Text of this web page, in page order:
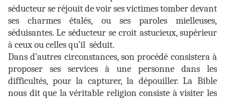
séducteur se réjouit de voir ses victimes tomber devant
ses charmes étalés, ou ses paroles mielleuses,
séduisantes. Le séducteur se croit astucieux, supérieur
à ceux ou celles qu’il séduit.
Dans d’autres circonstances, son procédé consistera à
proposer ses services à une personne dans les
difficultés, pour la capturer, la dépouiller. La Bible
nous dit que la véritable religion consiste à visiter les